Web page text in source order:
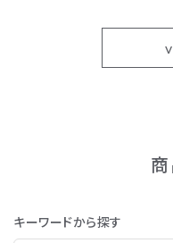
キーワードから探す